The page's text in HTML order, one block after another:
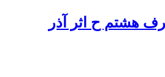
هشتم ح اثر آذر